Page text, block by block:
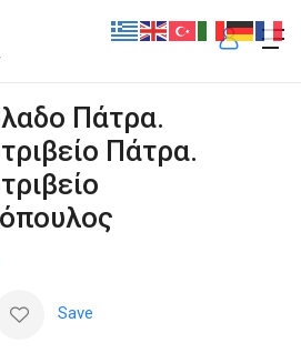
Πάτρα.
Πάτρα.
Save